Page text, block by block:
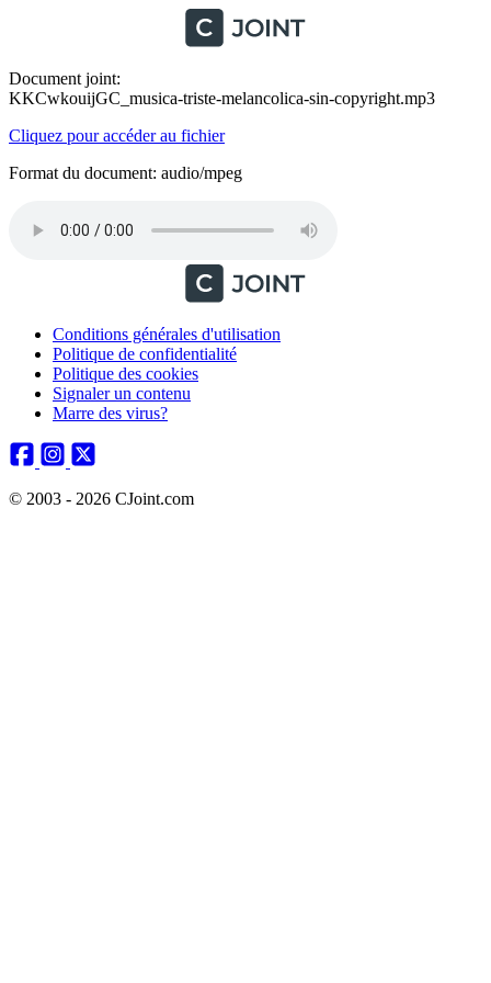
Document joint:
KKCwkouijGC_musica-triste-melancolica-sin-copyright.mp3
Cliquez pour accéder au fichier
Format du document: audio/mpeg
Conditions générales d'utilisation
Politique de confidentialité
Politique des cookies
Signaler un contenu
Marre des virus?
© 2003 - 2026 CJoint.com